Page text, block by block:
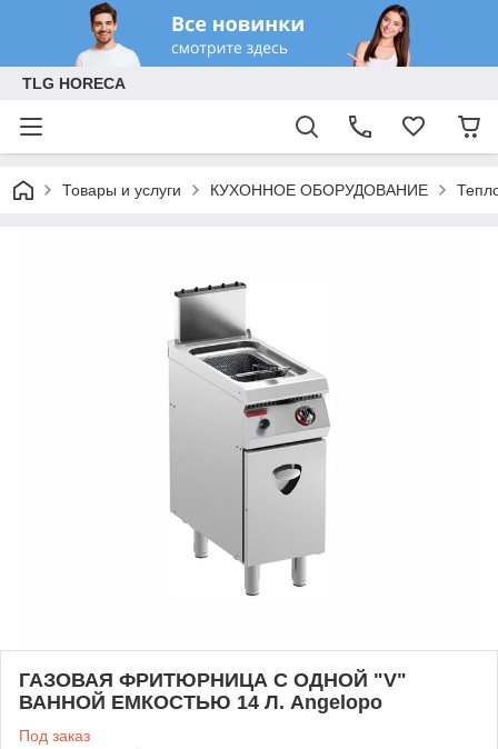
TLG HORECA
Товары и услуги КУХОННОЕ ОБОРУДОВАНИЕ
ГАЗОВАЯ ФРИТЮРНИЦА С ОДНОЙ "V"
ВАННОЙ ЕМКОСТЬЮ 14 Л. Angelopo
Под заказ